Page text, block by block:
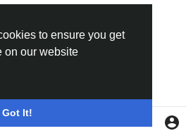
to ensure you get
on our website
Got It!